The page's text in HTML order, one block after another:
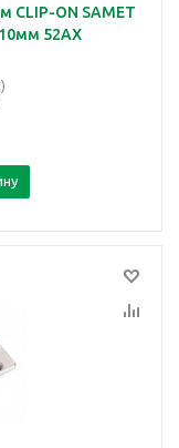
CLIP-ON SAMET
52AX